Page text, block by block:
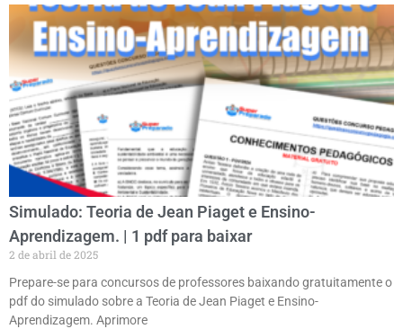
Simulado: Teoria de Jean Piaget e Ensino-
Aprendizagem. | 1 pdf para baixar
2 de abril de 2025
Prepare-se para concursos de professores baixando gratuitamente o
pdf do simulado sobre a Teoria de Jean Piaget e Ensino-
Aprendizagem. Aprimore